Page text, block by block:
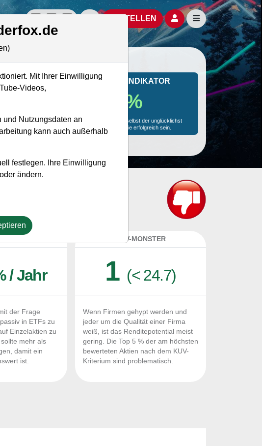
offizielle Social Media-AccountsAktien- und Artikelsuche öffnen
BESTELLEN Seitennavigation
MONKEY-TRADER INDIKATOR
18.3 %
Mit 18.3 % Wahrscheinlichkeit wird selbst der unglücklichst
agierende Trader mit dieser Aktie erfolgreich sein.
/ Jahr
der Frage
in ETFs zu
Einzelaktien zu
mehr als
damit ein
ist.
KUV-MONSTER
1 (< 24.7)
Wenn Firmen gehypt werden und
jeder um die Qualität einer Firma
weiß, ist das Renditepotential meist
gering. Die Top 5 % der am höchsten
bewerteten Aktien nach dem KUV-
Kriterium sind problematisch.
Mit Ihrer Einwilligung
Videos,
und Nutzungsdaten an
kann auch außerhalb
festlegen. Ihre Einwilligung
ändern.